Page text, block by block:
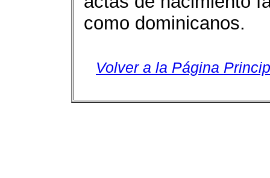
como dominicanos.
Volver a la Página